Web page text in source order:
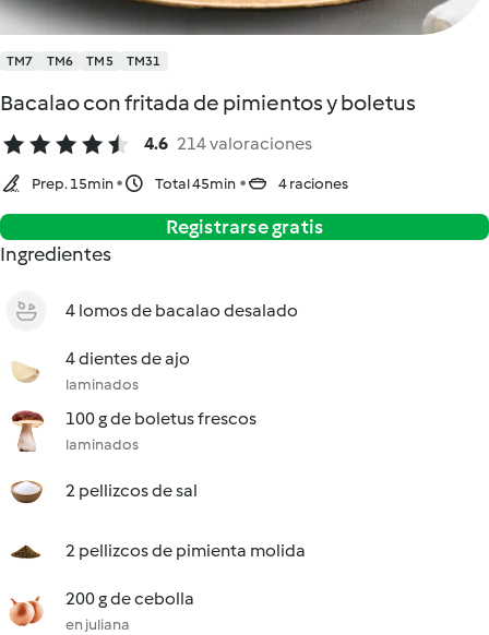
TM7 TM6 TM5 TM31
Bacalao con fritada de pimientos y boletus
4.6 214 valoraciones
Prep. 15min Total 45min 4 raciones
Registrarse gratis
Ingredientes
4 lomos de bacalao desalado
4 dientes de ajo
laminados
100 g de boletus frescos
laminados
2 pellizcos de sal
2 pellizcos de pimienta molida
200 g de cebolla
en juliana